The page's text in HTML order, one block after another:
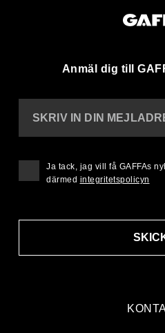
Anmäl dig till
SKRIV IN DIN
Ja tack, jag vill få GAFFAs
därmed integritetspolicyn